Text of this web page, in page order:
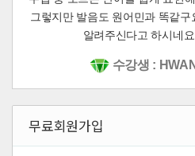
그렇지만 발음도 원어민과 똑같
알려주신다고 하시네
수강생 :
무료회원가입